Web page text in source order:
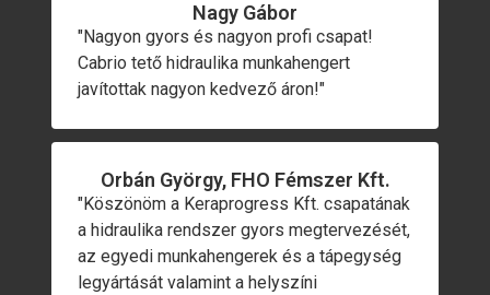
Nagy Gábor
"Nagyon gyors és nagyon profi csapat!
Cabrio tető hidraulika munkahengert
javítottak nagyon kedvező áron!"
Orbán György, FHO Fémszer Kft.
"Köszönöm a Keraprogress Kft. csapatának
a hidraulika rendszer gyors megtervezését,
az egyedi munkahengerek és a tápegység
legyártását valamint a helyszíni